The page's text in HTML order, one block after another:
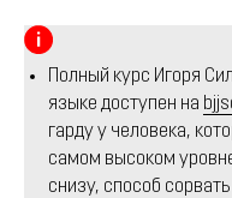
Полный курс Игоря
языке доступен на
гарду у человека,
самом высоком
снизу, способ